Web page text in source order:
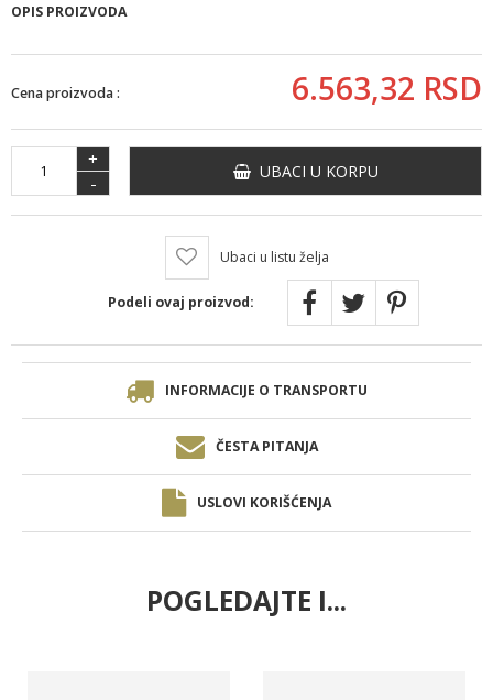
OPIS PROIZVODA
Cena proizvoda : 6.563,32 RSD
+
-
UBACI U KORPU
Ubaci u listu želja
Podeli ovaj proizvod:
INFORMACIJE O TRANSPORTU
ČESTA PITANJA
USLOVI KORIŠĆENJA
POGLEDAJTE I...